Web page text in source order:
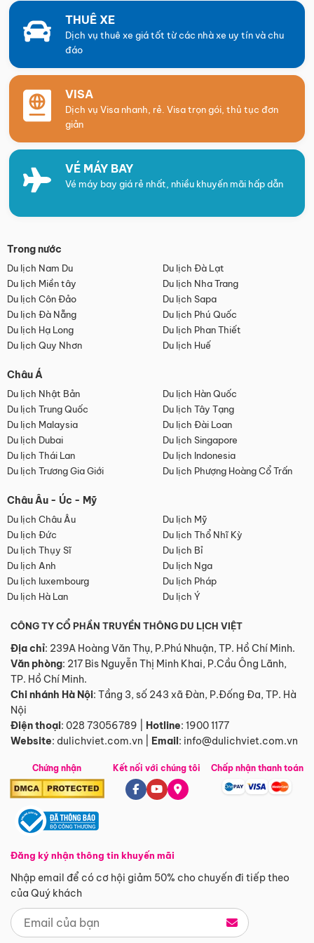
THUÊ XE
Dịch vụ thuê xe giá tốt từ các nhà xe uy tín và chu
đáo
VISA
Dịch vụ Visa nhanh, rẻ. Visa trọn gói, thủ tục đơn
giản
VÉ MÁY BAY
Vé máy bay giá rẻ nhất, nhiều khuyến mãi hấp dẫn
Trong nước
Du lịch Nam Du
Du lịch Đà Lạt
Du lịch Miền tây
Du lịch Nha Trang
Du lịch Côn Đảo
Du lịch Sapa
Du lịch Đà Nẵng
Du lịch Phú Quốc
Du lịch Hạ Long
Du lịch Phan Thiết
Du lịch Quy Nhơn
Du lịch Huế
Châu Á
Du lịch Nhật Bản
Du lịch Hàn Quốc
Du lịch Trung Quốc
Du lịch Tây Tạng
Du lịch Malaysia
Du lịch Đài Loan
Du lịch Dubai
Du lịch Singapore
Du lịch Thái Lan
Du lịch Indonesia
Du lịch Trương Gia Giới
Du lịch Phượng Hoàng Cổ Trấn
Châu Âu - Úc - Mỹ
Du lịch Châu Âu
Du lịch Mỹ
Du lịch Đức
Du lịch Thổ Nhĩ Kỳ
Du lịch Thụy Sĩ
Du lịch Bỉ
Du lịch Anh
Du lịch Nga
Du lịch luxembourg
Du lịch Pháp
Du lịch Hà Lan
Du lịch Ý
CÔNG TY CỔ PHẦN TRUYỀN THÔNG DU LỊCH VIỆT
Địa chỉ: 239A Hoàng Văn Thụ, P.Phú Nhuận, TP. Hồ Chí Minh.
Văn phòng: 217 Bis Nguyễn Thị Minh Khai, P.Cầu Ông Lãnh,
TP. Hồ Chí Minh.
Chi nhánh Hà Nội: Tầng 3, số 243 xã Đàn, P.Đống Đa, TP. Hà
Nội
Điện thoại: 028 73056789 Hotline: 1900 1177
Website: dulichviet.com.vn Email: info@dulichviet.com.vn
Chứng nhận
Đăng ký nhận thông tin khuyến mãi
Nhập email để có cơ hội giảm 50% cho chuyến đi tiếp theo
của Quý khách
Kết nối với chúng tôi Chấp nhận thanh toán